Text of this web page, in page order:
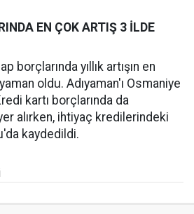
EN ÇOK ARTIŞ 3 İLDE
borçlarında yıllık artışın en
oldu. Adıyaman'ı Osmaniye
kartı borçlarında da
alırken, ihtiyaç kredilerindeki
kaydedildi.